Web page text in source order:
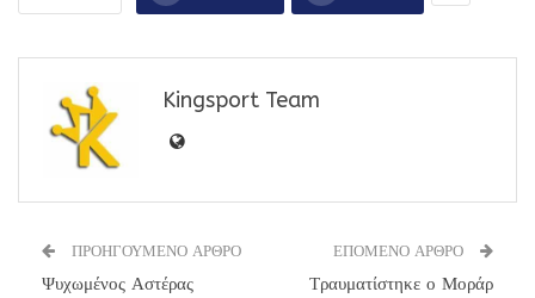
Kingsport Team
ΠΡΟΗΓΟΥΜΕΝΟ ΑΡΘΡΟ
Ψυχωμένος Αστέρας
ΕΠΟΜΕΝΟ ΑΡΘΡΟ
Τραυματίστηκε ο Μοράρ